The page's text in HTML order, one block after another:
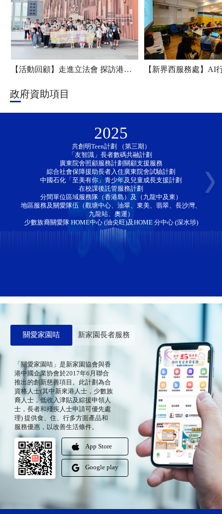
【活動回顧】走進立法會 探訪港科大——新家園協會「香江研學・少年探知」香港一日團圓滿舉行
政府資助項目
2025
共創明Teen計劃 （第三期）
「友智識」長者數碼共融計劃
廣東院舍照顧服務計劃關顧支援服務
綜合社會保障援助長者入住廣東院舍試驗計劃
中國石化「至美有你」青少年及兒童成長支援計劃
在校課後託管服務計劃
分間單位區域服務隊（香港島）及（九龍中及東）
地區服務及關愛隊伍（觀塘中心、油翠、東美、翡翠、長沙灣、
九龍站、奧運）
少數族裔關愛隊 HOME中心 (油尖旺)及HOME 分中心 (深水埗)
關愛家園咭 新家園長者服務
「關愛家園咭」是新家園協會與香
港中國企業协會於2017年6月聯合
推出的創新慈善項目。此計劃為合
資格人士(其中新來港人士，少數族
裔人士，低收入津貼及綜援申領人
士，長者和殘疾人士申請可優先處
理) 提供食、住、行多方面產品和
服務優惠，以改善生活條件。
App Store
Google play